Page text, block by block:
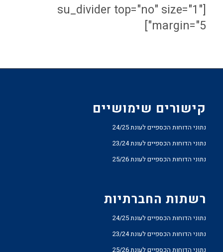
[su_divider top="no" size="1"
margin="5"]
קישורים שימושיים
נתוני הדוחות הכספיים לעונת 24/25
נתוני הדוחות הכספיים לעונת 23/24
נתוני הדוחות הכספיים לעונת 25/26
רשתות החברתיות
נתוני הדוחות הכספיים לעונת 24/25
נתוני הדוחות הכספיים לעונת 23/24
נתוני הדוחות הכספיים לעונת 25/26